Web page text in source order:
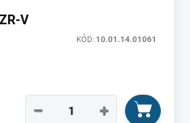
V
KÓD:10.01.14.01061
+
−